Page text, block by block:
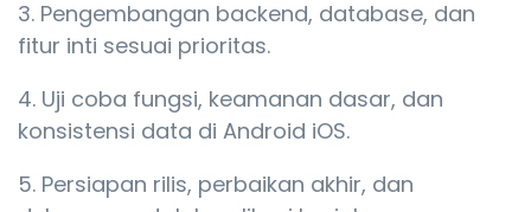
Pengembangan backend, database, dan
fitur inti sesuai prioritas.
Uji coba fungsi, keamanan dasar, dan
konsistensi data di Android iOS.
Persiapan rilis, perbaikan akhir, dan